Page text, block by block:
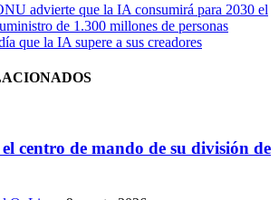
advierte que la IA consumirá para 2030 el
de 1.300 millones de personas
que la IA supere a sus creadores
centro de mando de su división de